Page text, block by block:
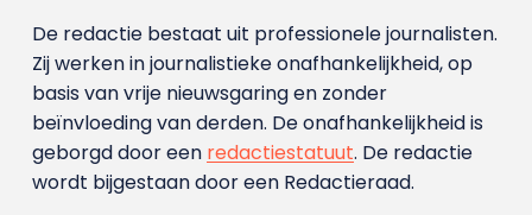
De redactie bestaat uit professionele journalisten.
Zij werken in journalistieke onafhankelijkheid, op
basis van vrije nieuwsgaring en zonder
beïnvloeding van derden. De onafhankelijkheid is
geborgd door een redactiestatuut. De redactie
wordt bijgestaan door een Redactieraad.